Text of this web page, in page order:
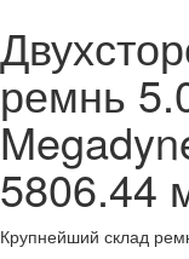
ремнь
5806.44
Крупнейший склад